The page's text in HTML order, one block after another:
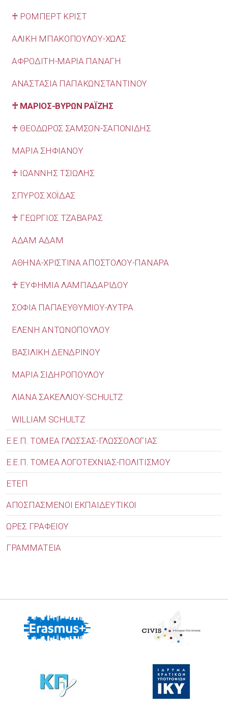
♰ ΡΟΜΠΕΡΤ ΚΡΙΣΤ
ΑΛΙΚΗ ΜΠΑΚΟΠΟΥΛΟΥ-ΧΩΛΣ
ΑΦΡΟΔΙΤΗ-ΜΑΡΙΑ ΠΑΝΑΓΗ
ΑΝΑΣΤΑΣΙΑ ΠΑΠΑΚΩΝΣΤΑΝΤΙΝΟΥ
♰ ΜΑΡΙΟΣ-ΒΥΡΩΝ ΡΑΪΖΗΣ
♰ ΘΕΟΔΩΡΟΣ ΣΑΜΣΟΝ-ΣΑΠΟΝΙΔΗΣ
ΜΑΡΙΑ ΣΗΦΙΑΝΟΥ
♰ ΙΩΑΝΝΗΣ ΤΣΙΩΛΗΣ
ΣΠΥΡΟΣ ΧΟΪΔΑΣ
♰ ΓΕΩΡΓΙΟΣ ΤΖΑΒΑΡΑΣ
ΑΔΑΜ ΑΔΑΜ
ΑΘΗΝΑ-ΧΡΙΣΤΙΝΑ ΑΠΟΣΤΟΛΟΥ-ΠΑΝΑΡΑ
♰ ΕΥΦΗΜΙΑ ΛΑΜΠΑΔΑΡΙΔΟΥ
ΣΟΦΙΑ ΠΑΠΑΕΥΘΥΜΙΟΥ-ΛΥΤΡΑ
ΕΛΕΝΗ ΑΝΤΩΝΟΠΟΥΛΟΥ
ΒΑΣΙΛΙΚΗ ΔΕΝΔΡΙΝΟΥ
ΜΑΡΙΑ ΣΙΔΗΡΟΠΟΥΛΟΥ
ΛΙΑΝΑ ΣΑΚΕΛΛΙΟΥ-SCHULTZ
WILLIAM SCHULTZ
Ε.Ε.Π. ΤΟΜΕΑ ΓΛΩΣΣΑΣ-ΓΛΩΣΣΟΛΟΓΙΑΣ
Ε.Ε.Π. ΤΟΜΕΑ ΛΟΓΟΤΕΧΝΙΑΣ-ΠΟΛΙΤΙΣΜΟΥ
ΕΤΕΠ
ΑΠΟΣΠΑΣΜΕΝΟΙ ΕΚΠΑΙΔΕΥΤΙΚΟΙ
ΩΡΕΣ ΓΡΑΦΕΙΟΥ
ΓΡΑΜΜΑΤΕΙΑ